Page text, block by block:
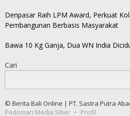
Denpasar Raih LPM Award, Perkuat
Pembangunan Berbasis Masyarakat
Bawa 10 Kg Ganja, Dua WN India
Cari
© Berita Bali Online | PT. Sastra Putra
Pedoman Media Siber
Profil